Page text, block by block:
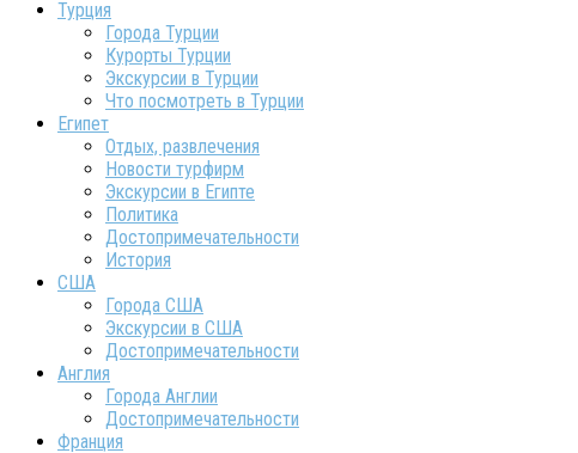
Турция
Города Турции
Курорты Турции
Экскурсии в Турции
Что посмотреть в Турции
Египет
Отдых, развлечения
Новости турфирм
Экскурсии в Египте
Политика
Достопримечательности
История
США
Города США
Экскурсии в США
Достопримечательности
Англия
Города Англии
Достопримечательности
Франция